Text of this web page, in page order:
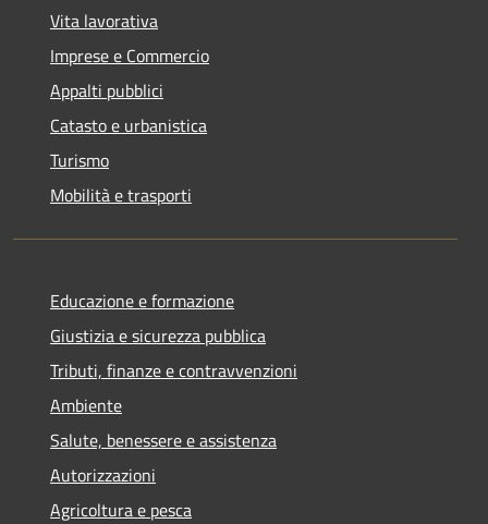
Vita lavorativa
Imprese e Commercio
Appalti pubblici
Catasto e urbanistica
Turismo
Mobilità e trasporti
Educazione e formazione
Giustizia e sicurezza pubblica
Tributi, finanze e contravvenzioni
Ambiente
Salute, benessere e assistenza
Autorizzazioni
Agricoltura e pesca